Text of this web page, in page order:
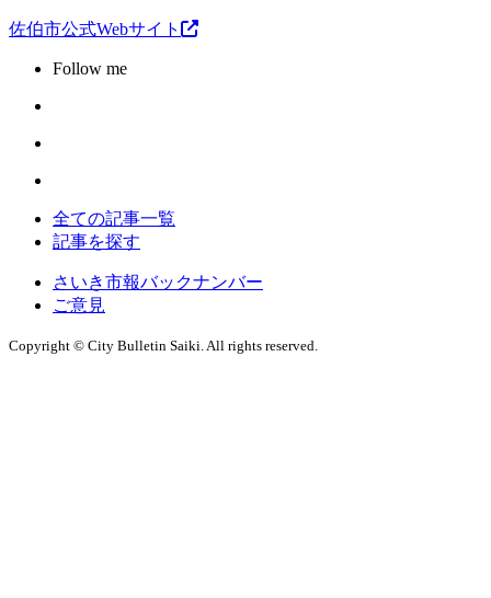
佐伯市公式Webサイト
Follow me
全ての記事一覧
記事を探す
さいき市報バックナンバー
ご意見
Copyright © City Bulletin Saiki. All rights reserved.